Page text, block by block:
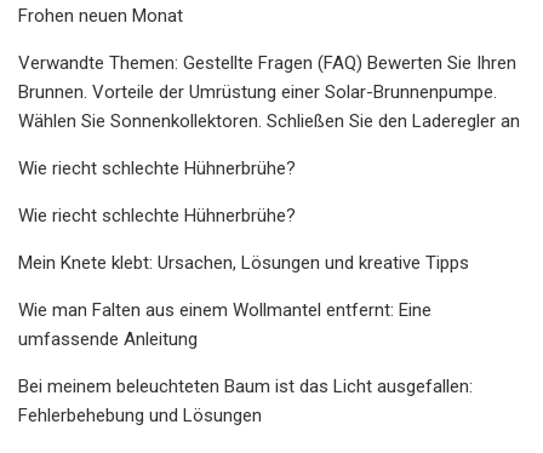
Frohen neuen Monat
Verwandte Themen: Gestellte Fragen (FAQ) Bewerten Sie Ihren
Brunnen. Vorteile der Umrüstung einer Solar-Brunnenpumpe.
Wählen Sie Sonnenkollektoren. Schließen Sie den Laderegler an
Wie riecht schlechte Hühnerbrühe?
Wie riecht schlechte Hühnerbrühe?
Mein Knete klebt: Ursachen, Lösungen und kreative Tipps
Wie man Falten aus einem Wollmantel entfernt: Eine
umfassende Anleitung
Bei meinem beleuchteten Baum ist das Licht ausgefallen:
Fehlerbehebung und Lösungen